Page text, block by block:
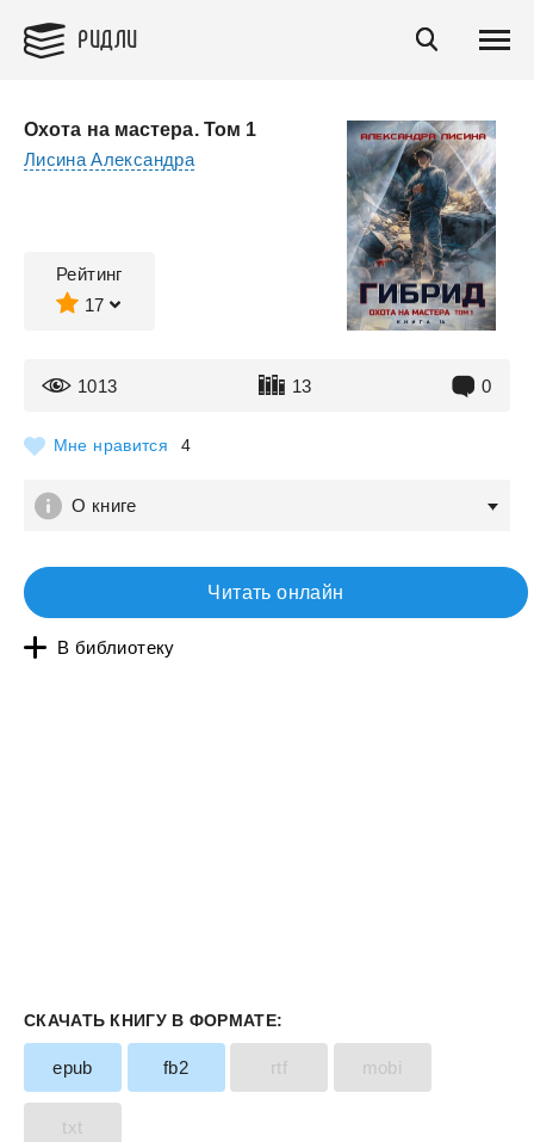
РИДЛИ
Охота на мастера. Том 1
Лисина Александра
Рейтинг
17
1013 13 0
Мне нравится 4
О книге
Читать онлайн
В библиотеку
СКАЧАТЬ КНИГУ В ФОРМАТЕ:
epub fb2 rtf mobi
txt